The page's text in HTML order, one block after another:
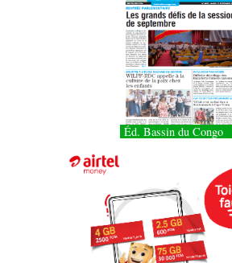
Éd. Bassin du Congo